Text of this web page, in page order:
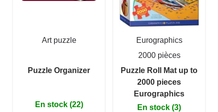
Art puzzle
Puzzle Organizer
En stock (22)
Eurographics
2000 pièces
Puzzle Roll Mat up to
2000 pieces
Eurographics
En stock (3)